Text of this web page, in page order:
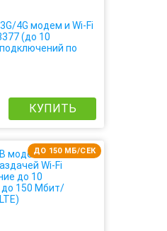
4G модем и Wi-Fi
(до 10
по
КУПИТЬ
ДО 150 МБ/СЕК